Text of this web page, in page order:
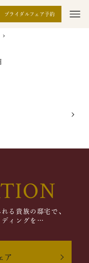
ブライダルフェア予約
る貴族の邸宅で、
ディングを…
ア